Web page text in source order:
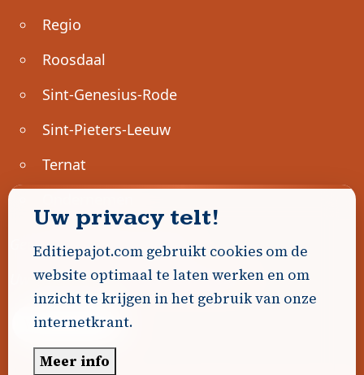
Regio
Roosdaal
Sint-Genesius-Rode
Sint-Pieters-Leeuw
Ternat
Geen advertenties gevonden.
Uw advertentie hier? Contacteer ons!
Word Partner!
Uw privacy telt!
Editiepajot.com gebruikt cookies om de
website optimaal te laten werken en om
inzicht te krijgen in het gebruik van onze
internetkrant.
Meer info